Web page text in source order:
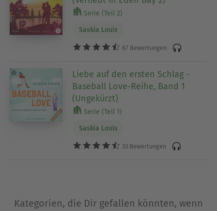
Serie (Teil 2)
Saskia Louis
67 Bewertungen
Liebe auf den ersten Schlag -
Baseball Love-Reihe, Band 1
(Ungekürzt)
Serie (Teil 1)
Saskia Louis
33 Bewertungen
Kategorien, die Dir gefallen könnten, wenn